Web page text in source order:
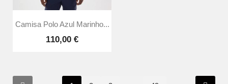
Camisa Polo Azul Marinho...
110,00 €